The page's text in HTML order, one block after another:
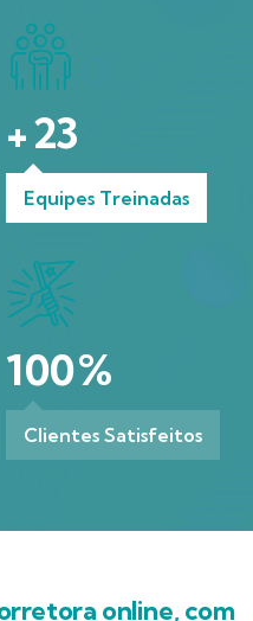
+23
Equipes Treinadas
100%
Clientes Satisfeitos
online, com